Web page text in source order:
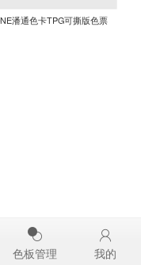
潘通色卡TPG可撕版色票
色板管理 我的